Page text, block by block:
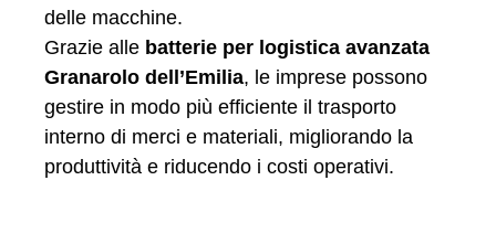
delle macchine.
Grazie alle batterie per logistica avanzata
Granarolo dell’Emilia, le imprese possono
gestire in modo più efficiente il trasporto
interno di merci e materiali, migliorando la
produttività e riducendo i costi operativi.